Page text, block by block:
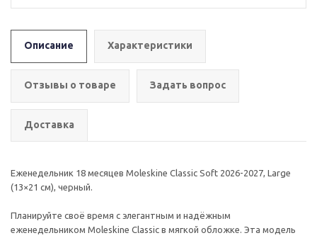
Описание Характеристики
Отзывы о товаре Задать вопрос
Доставка
Еженедельник 18 месяцев Moleskine Classic Soft 2026-2027, Large
(13×21 см), черный.
Планируйте своё время с элегантным и надёжным
еженедельником Moleskine Classic в мягкой обложке. Эта модель